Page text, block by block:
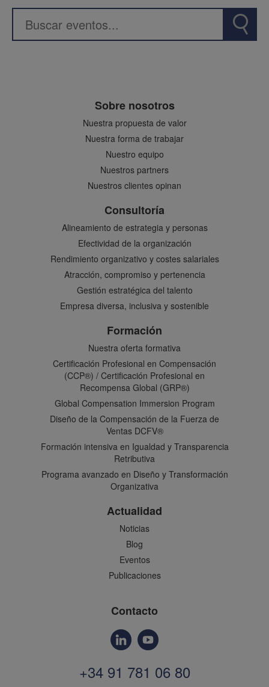
Sobre nosotros
Nuestra propuesta de valor
Nuestra forma de trabajar
Nuestro equipo
Nuestros partners
Nuestros clientes opinan
Consultoría
Alineamiento de estrategia y personas
Efectividad de la organización
Rendimiento organizativo y costes salariales
Atracción, compromiso y pertenencia
Gestión estratégica del talento
Empresa diversa, inclusiva y sostenible
Formación
Nuestra oferta formativa
Certificación Profesional en Compensación
(CCP®) / Certificación Profesional en
Recompensa Global (GRP®)
Global Compensation Immersion Program
Diseño de la Compensación de la Fuerza de
Ventas DCFV®
Formación intensiva en Igualdad y Transparencia
Retributiva
Programa avanzado en Diseño y Transformación
Organizativa
Actualidad
Noticias
Blog
Eventos
Publicaciones
Contacto
+34 91 781 06 80